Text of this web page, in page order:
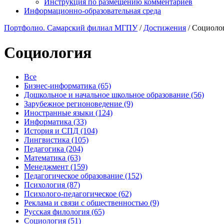
Инструкция по размещению комментариев
Информационно-образовательная среда
Портфолио. Самарский филиал МГПУ/Достижения /
Социология
Все
Бизнес-информатика (65)
Дошкольное и начальное школьное образование (56)
Зарубежное регионоведение (9)
Иностранные языки (124)
Информатика (33)
История и СПД (104)
Лингвистика (105)
Педагогика (204)
Математика (63)
Менеджмент (159)
Педагогическое образование (152)
Психология (87)
Психолого-педагогическое (62)
Реклама и связи с общественностью (9)
Русская филология (65)
Социология (51)